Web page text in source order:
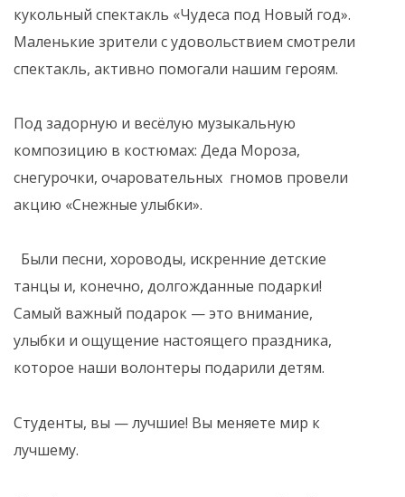
кукольный спектакль «Чудеса под Новый год».
Маленькие зрители с удовольствием смотрели
спектакль, активно помогали нашим героям.
Под задорную и весёлую музыкальную
композицию в костюмах: Деда Мороза,
снегурочки, очаровательных гномов провели
акцию «Снежные улыбки».
Были песни, хороводы, искренние детские
танцы и, конечно, долгожданные подарки!
Самый важный подарок — это внимание,
улыбки и ощущение настоящего праздника,
которое наши волонтеры подарили детям.
Студенты, вы — лучшие! Вы меняете мир к
лучшему.